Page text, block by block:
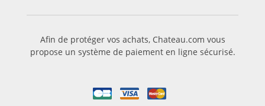
Afin de protéger vos achats, Chateau.com vous
propose un système de paiement en ligne sécurisé.